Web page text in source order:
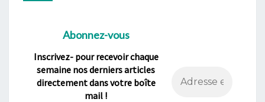
Abonnez-vous
Inscrivez- pour recevoir chaque
semaine nos derniers articles
directement dans votre boîte
mail !